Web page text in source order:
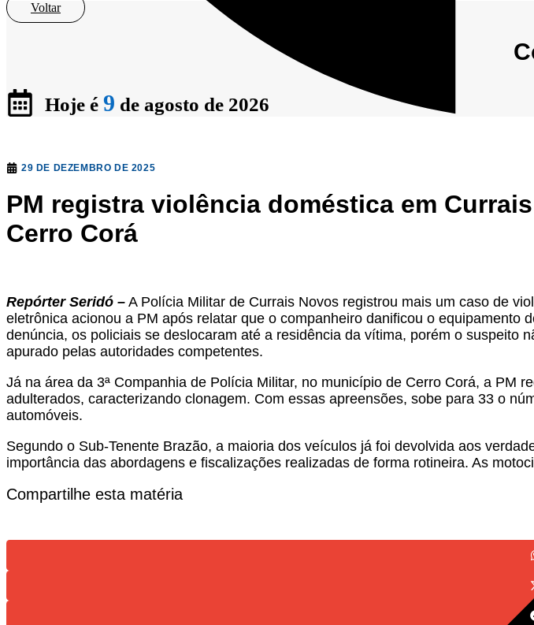
Voltar
Hoje é 9 de agosto de 2026
29 DE DEZEMBRO DE 2025
PM registra violência doméstica em
Cerro Corá
Repórter Seridó – A Polícia Militar de Currais Novos registrou mais um caso de
eletrônica acionou a PM após relatar que o companheiro danificou o
denúncia, os policiais se deslocaram até a residência da vítima, porém o suspeito
apurado pelas autoridades competentes.
Já na área da 3ª Companhia de Polícia Militar, no município de Cerro Corá, a PM
adulterados, caracterizando clonagem. Com essas apreensões, sobe para 33 o
automóveis.
Segundo o Sub-Tenente Brazão, a maioria dos veículos já foi devolvida aos
importância das abordagens e fiscalizações realizadas de forma rotineira. As
Compartilhe esta matéria